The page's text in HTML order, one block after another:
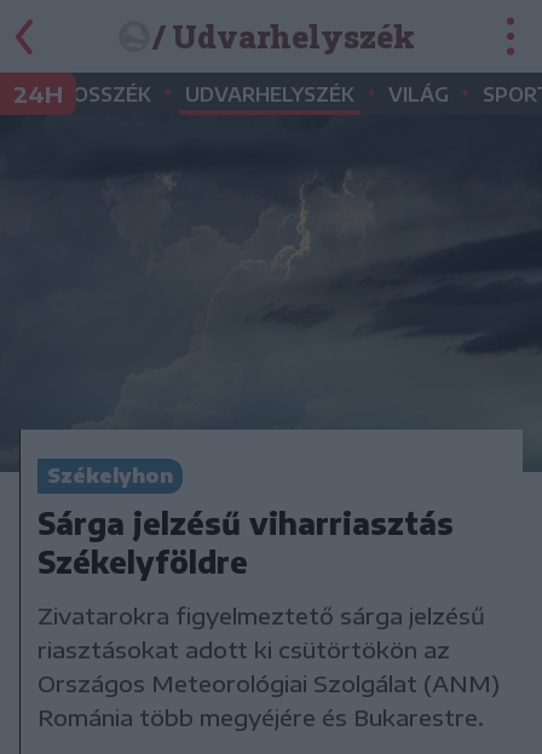
/ Udvarhelyszék
24H
• MAROSSZÉK • UDVARHELYSZÉK • VILÁG •
Székelyhon
Sárga jelzésű viharriasztás
Székelyföldre
Zivatarokra figyelmeztető sárga jelzésű
riasztásokat adott ki csütörtökön az
Országos Meteorológiai Szolgálat (ANM)
Románia több megyéjére és Bukarestre.